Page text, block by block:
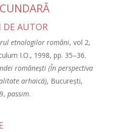
DE AUTOR
etnologilor români, vol 2,
I.O., 1998, pp. 35–36.
româneşti (În perspectiva
arhaică), Bucureşti,
passim.